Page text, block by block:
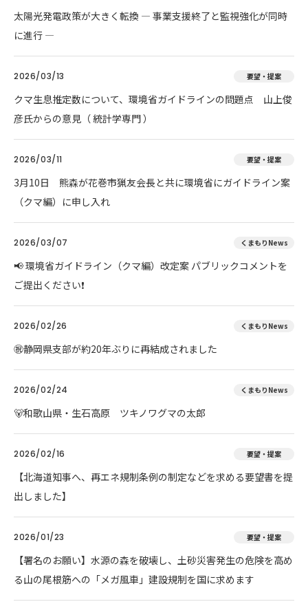
太陽光発電政策が大きく転換 ― 事業支援終了と監視強化が同時
に進行 ―
2026/03/13 要望・提案
クマ生息推定数について、環境省ガイドラインの問題点 山上俊
彦氏からの意見（ 統計学専門 ）
2026/03/11 要望・提案
3月10日 熊森が花巻市猟友会長と共に環境省にガイドライン案
（クマ編）に申し入れ
2026/03/07 くまもりNews
📢 環境省ガイドライン（クマ編）改定案 パブリックコメントを
ご提出ください❗
2026/02/26 くまもりNews
㊗️静岡県支部が約20年ぶりに再結成されました
2026/02/24 くまもりNews
🐻和歌山県・生石高原 ツキノワグマの太郎
2026/02/16 要望・提案
【北海道知事へ、再エネ規制条例の制定などを求める要望書を提
出しました】
2026/01/23 要望・提案
【署名のお願い】水源の森を破壊し、土砂災害発生の危険を高め
る山の尾根筋への「メガ風車」建設規制を国に求めます